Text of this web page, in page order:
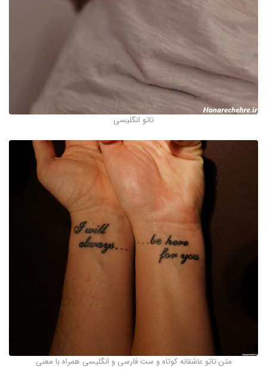
تاتو انگلیسی
متن تاتو عاشقانه کوتاه و ست فارسی و انگلیسی همراه با معنی